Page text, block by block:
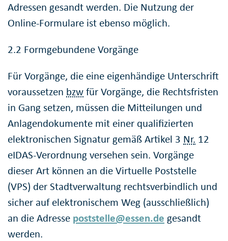
Adressen gesandt werden. Die Nutzung der
Online-Formulare ist ebenso möglich.
2.2 Formgebundene Vorgänge
Für Vorgänge, die eine eigenhändige Unterschrift
voraussetzen bzwfür Vorgänge, die Rechtsfristen
in Gang setzen, müssen die Mitteilungen und
Anlagendokumente mit einer qualifizierten
elektronischen Signatur gemäß Artikel 3 Nr. 12
eIDAS-Verordnung versehen sein. Vorgänge
dieser Art können an die Virtuelle Poststelle
(VPS) der Stadtverwaltung rechtsverbindlich und
sicher auf elektronischem Weg (ausschließlich)
an die Adresse poststelle@essen.de gesandt
werden.